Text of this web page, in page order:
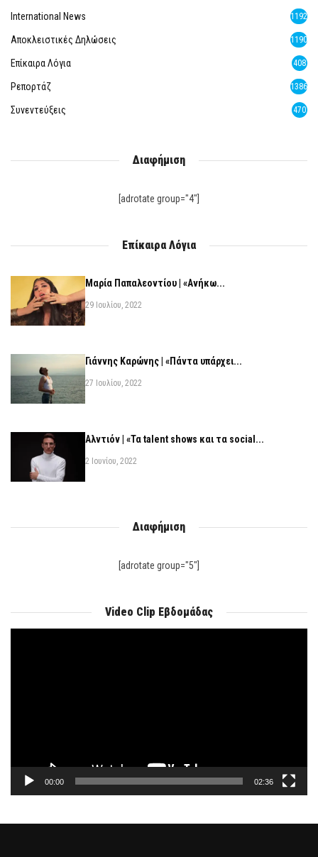
International News 1192
Αποκλειστικές Δηλώσεις 1190
Επίκαιρα Λόγια 408
Ρεπορτάζ 1386
Συνεντεύξεις 470
Διαφήμιση
[adrotate group="4"]
Επίκαιρα Λόγια
Μαρία Παπαλεοντίου | «Ανήκω...
29 Ιουλίου, 2022
Γιάννης Καρώνης | «Πάντα υπάρχει...
27 Ιουλίου, 2022
Αλντιόν | «Τα talent shows και τα social...
2 Ιουνίου, 2022
Διαφήμιση
[adrotate group="5"]
Video Clip Εβδομάδας
00:00 02:36